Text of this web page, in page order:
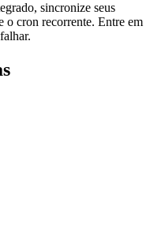
sincronize seus
o cron recorrente. Entre em